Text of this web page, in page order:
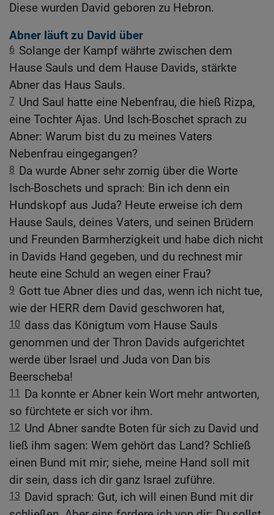
Diese wurden David geboren zu Hebron.
Abner läuft zu David über
6 Solange der Kampf währte zwischen dem
Hause Sauls und dem Hause Davids, stärkte
Abner das Haus Sauls.
7 Und Saul hatte eine Nebenfrau, die hieß Rizpa,
eine Tochter Ajas. Und Isch-Boschet sprach zu
Abner: Warum bist du zu meines Vaters
Nebenfrau eingegangen?
8 Da wurde Abner sehr zornig über die Worte
Isch-Boschets und sprach: Bin ich denn ein
Hundskopf aus Juda? Heute erweise ich dem
Hause Sauls, deines Vaters, und seinen Brüdern
und Freunden Barmherzigkeit und habe dich nicht
in Davids Hand gegeben, und du rechnest mir
heute eine Schuld an wegen einer Frau?
9 Gott tue Abner dies und das, wenn ich nicht tue,
wie der HERR dem David geschworen hat,
10 dass das Königtum vom Hause Sauls
genommen und der Thron Davids aufgerichtet
werde über Israel und Juda von Dan bis
Beerscheba!
11
Da konnte er Abner kein Wort mehr antworten,
so fürchtete er sich vor ihm.
12 Und Abner sandte Boten für sich zu David und
ließ ihm sagen: Wem gehört das Land? Schließ
einen Bund mit mir; siehe, meine Hand soll mit
dir sein, dass ich dir ganz Israel zuführe.
13 David sprach: Gut, ich will einen Bund mit dir